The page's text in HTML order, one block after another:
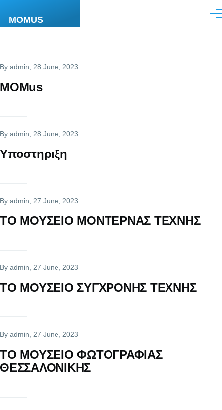
MOMUS
By admin , 28 June, 2023
MOMus
By admin , 28 June, 2023
Υποστηριξη
By admin , 27 June, 2023
ΤΟ ΜΟΥΣΕΙΟ ΜΟΝΤΕΡΝΑΣ ΤΕΧΝΗΣ
By admin , 27 June, 2023
ΤΟ ΜΟΥΣΕΙΟ ΣΥΓΧΡΟΝΗΣ ΤΕΧΝΗΣ
By admin , 27 June, 2023
ΤΟ ΜΟΥΣΕΙΟ ΦΩΤΟΓΡΑΦΙΑΣ
ΘΕΣΣΑΛΟΝΙΚΗΣ